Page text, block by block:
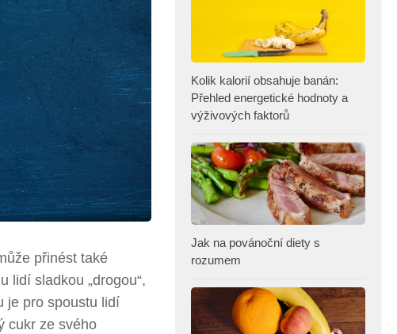
přinést také
lidí sladkou „drogou“,
je pro spoustu lidí
cukr ze svého
Kolik kalorií obsahuje banán:
Přehled energetické hodnoty a
výživových faktorů
Jak na povánoční diety s
rozumem